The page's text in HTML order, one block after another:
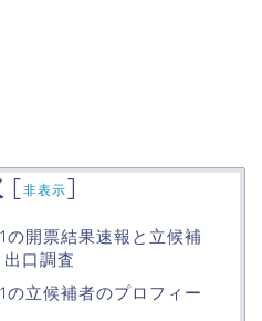
[非表示]
の開票結果速報と立候補
口調査
の立候補者のプロフィー